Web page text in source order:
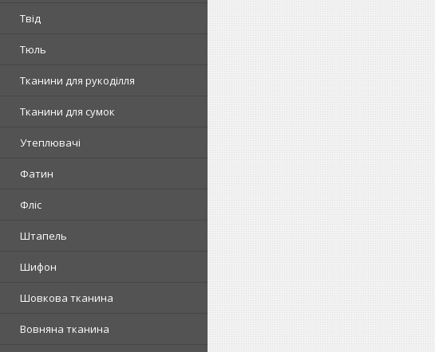
Твід
Тюль
Тканини для рукоділля
Тканини для сумок
Утеплювачі
Фатин
Фліс
Штапель
Шифон
Шовкова тканина
Вовняна тканина